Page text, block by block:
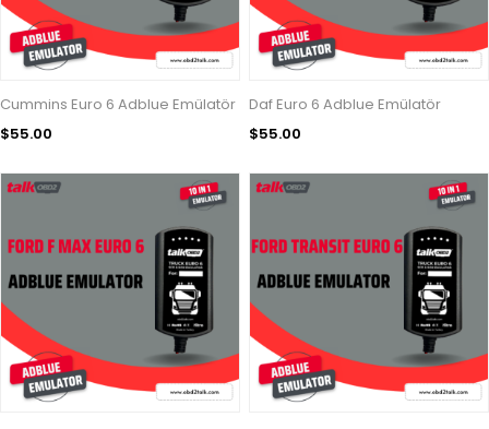
Cummins Euro 6 Adblue Emülatör
$55.00
Daf Euro 6 Adblue Emülatör
$55.00